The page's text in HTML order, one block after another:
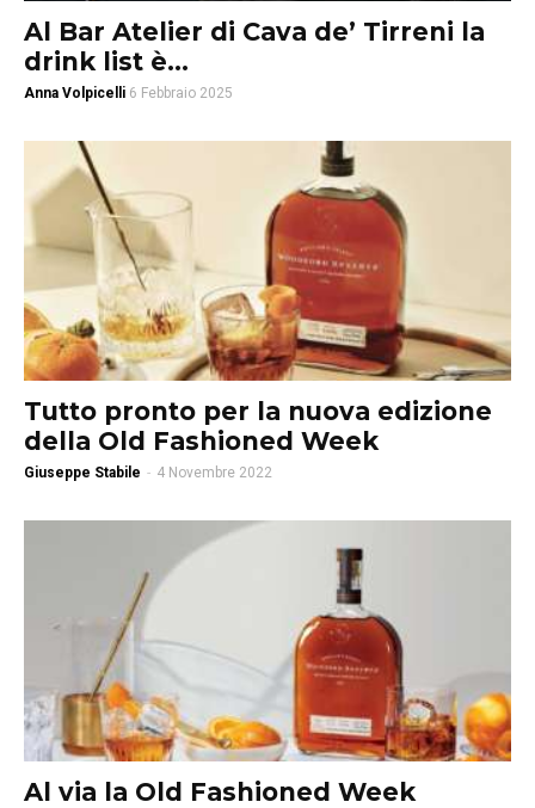
Al Bar Atelier di Cava de’ Tirreni la
drink list è...
Anna Volpicelli 6 Febbraio 2025
Tutto pronto per la nuova edizione
della Old Fashioned Week
Giuseppe Stabile - 4 Novembre 2022
Al via la Old Fashioned Week